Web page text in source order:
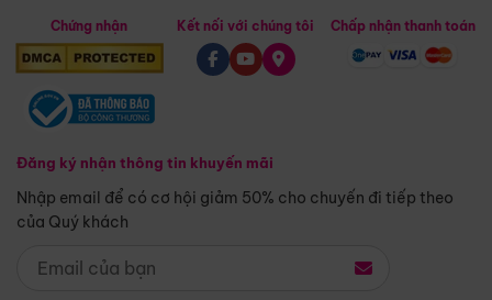
Chứng nhận
Đăng ký nhận thông tin khuyến mãi
Nhập email để có cơ hội giảm 50% cho chuyến đi tiếp theo
của Quý khách
Kết nối với chúng tôi Chấp nhận thanh toán